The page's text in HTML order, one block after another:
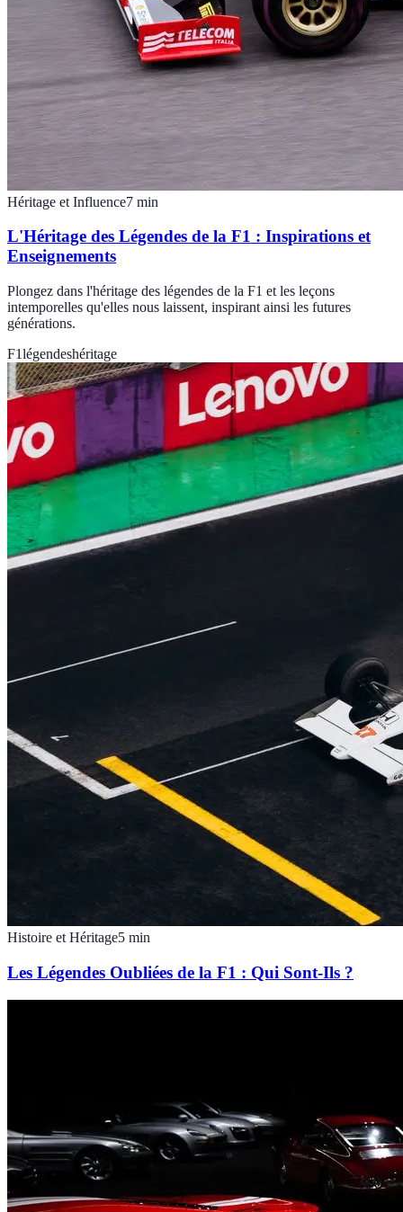
Héritage et Influence7 min
L'Héritage des Légendes de la F1 : Inspirations et
Enseignements
Plongez dans l'héritage des légendes de la F1 et les leçons
intemporelles qu'elles nous laissent, inspirant ainsi les futures
générations.
F1légendeshéritage
Histoire et Héritage5 min
Les Légendes Oubliées de la F1 : Qui Sont-Ils ?